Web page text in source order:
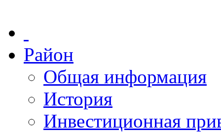
Район
Общая информация
История
Инвестиционная